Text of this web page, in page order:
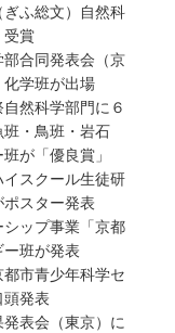
ふ総文）自然科
受賞
合同発表会（京
学班が出場
然科学部門に６
・鳥班・岩石
が「優良賞」
スクール生徒研
スター発表
ップ事業「京都
班が発表
市青少年科学セ
頭発表
表会（東京）に